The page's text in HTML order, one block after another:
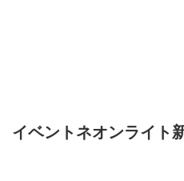
イベントネオンライト